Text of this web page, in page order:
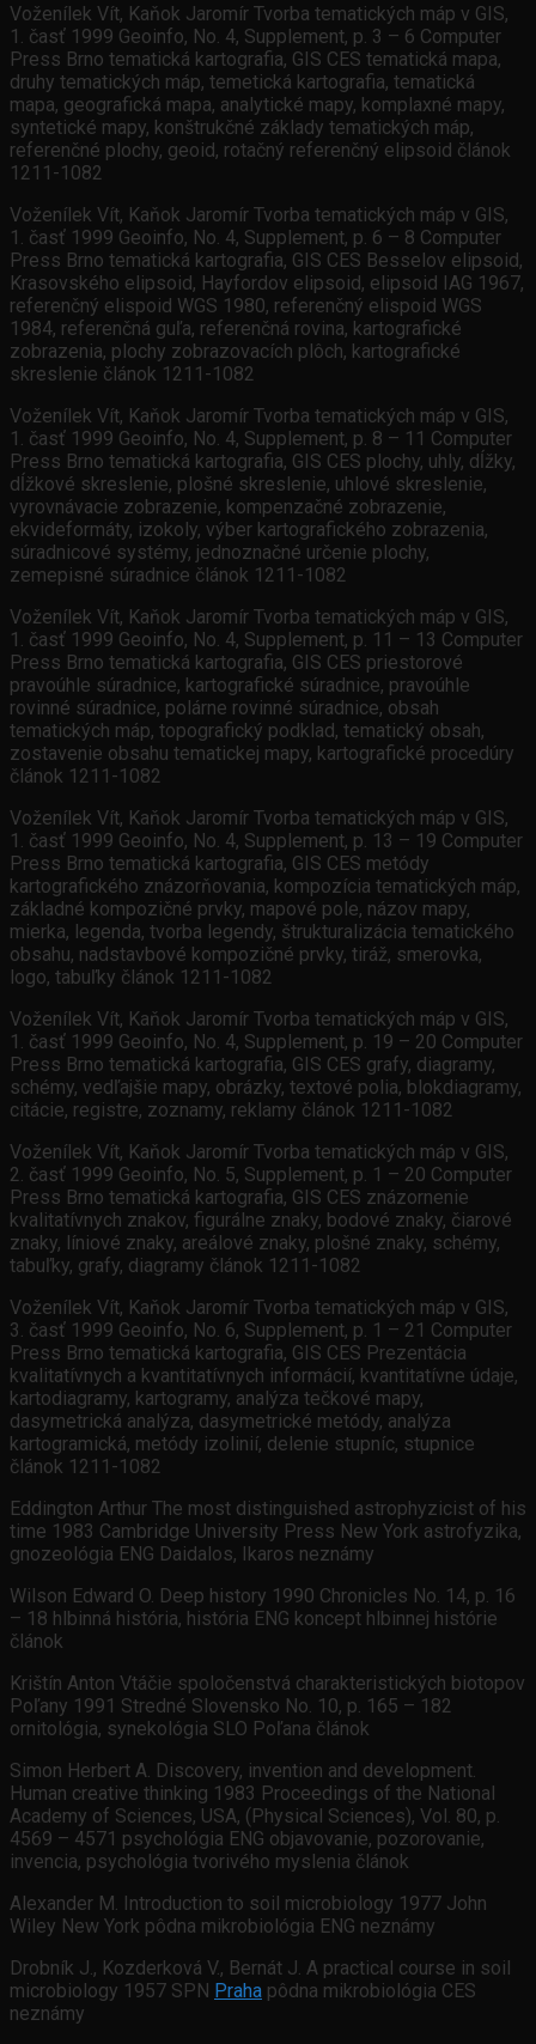
Voženílek Vít, Kaňok Jaromír Tvorba tematických máp v GIS,
1. časť 1999 Geoinfo, No. 4, Supplement, p. 3 – 6 Computer
Press Brno tematická kartografia, GIS CES tematická mapa,
druhy tematických máp, temetická kartografia, tematická
mapa, geografická mapa, analytické mapy, komplaxné mapy,
syntetické mapy, konštrukčné základy tematických máp,
referenčné plochy, geoid, rotačný referenčný elipsoid článok
1211-1082
Voženílek Vít, Kaňok Jaromír Tvorba tematických máp v GIS,
1. časť 1999 Geoinfo, No. 4, Supplement, p. 6 – 8 Computer
Press Brno tematická kartografia, GIS CES Besselov elipsoid,
Krasovského elipsoid, Hayfordov elipsoid, elipsoid IAG 1967,
referenčný elispoid WGS 1980, referenčný elispoid WGS
1984, referenčná guľa, referenčná rovina, kartografické
zobrazenia, plochy zobrazovacích plôch, kartografické
skreslenie článok 1211-1082
Voženílek Vít, Kaňok Jaromír Tvorba tematických máp v GIS,
1. časť 1999 Geoinfo, No. 4, Supplement, p. 8 – 11 Computer
Press Brno tematická kartografia, GIS CES plochy, uhly, dĺžky,
dĺžkové skreslenie, plošné skreslenie, uhlové skreslenie,
vyrovnávacie zobrazenie, kompenzačné zobrazenie,
ekvideformáty, izokoly, výber kartografického zobrazenia,
súradnicové systémy, jednoznačné určenie plochy,
zemepisné súradnice článok 1211-1082
Voženílek Vít, Kaňok Jaromír Tvorba tematických máp v GIS,
1. časť 1999 Geoinfo, No. 4, Supplement, p. 11 – 13 Computer
Press Brno tematická kartografia, GIS CES priestorové
pravoúhle súradnice, kartografické súradnice, pravoúhle
rovinné súradnice, polárne rovinné súradnice, obsah
tematických máp, topografický podklad, tematický obsah,
zostavenie obsahu tematickej mapy, kartografické procedúry
článok 1211-1082
Voženílek Vít, Kaňok Jaromír Tvorba tematických máp v GIS,
1. časť 1999 Geoinfo, No. 4, Supplement, p. 13 – 19 Computer
Press Brno tematická kartografia, GIS CES metódy
kartografického znázorňovania, kompozícia tematických máp,
základné kompozičné prvky, mapové pole, názov mapy,
mierka, legenda, tvorba legendy, štrukturalizácia tematického
obsahu, nadstavbové kompozičné prvky, tiráž, smerovka,
logo, tabuľky článok 1211-1082
Voženílek Vít, Kaňok Jaromír Tvorba tematických máp v GIS,
1. časť 1999 Geoinfo, No. 4, Supplement, p. 19 – 20 Computer
Press Brno tematická kartografia, GIS CES grafy, diagramy,
schémy, vedľajšie mapy, obrázky, textové polia, blokdiagramy,
citácie, registre, zoznamy, reklamy článok 1211-1082
Voženílek Vít, Kaňok Jaromír Tvorba tematických máp v GIS,
2. časť 1999 Geoinfo, No. 5, Supplement, p. 1 – 20 Computer
Press Brno tematická kartografia, GIS CES znázornenie
kvalitatívnych znakov, figurálne znaky, bodové znaky, čiarové
znaky, líniové znaky, areálové znaky, plošné znaky, schémy,
tabuľky, grafy, diagramy článok 1211-1082
Voženílek Vít, Kaňok Jaromír Tvorba tematických máp v GIS,
3. časť 1999 Geoinfo, No. 6, Supplement, p. 1 – 21 Computer
Press Brno tematická kartografia, GIS CES Prezentácia
kvalitatívnych a kvantitatívnych informácií, kvantitatívne údaje,
kartodiagramy, kartogramy, analýza tečkové mapy,
dasymetrická analýza, dasymetrické metódy, analýza
kartogramická, metódy izolinií, delenie stupníc, stupnice
článok 1211-1082
Eddington Arthur The most distinguished astrophyzicist of his
time 1983 Cambridge University Press New York astrofyzika,
gnozeológia ENG Daidalos, Ikaros neznámy
Wilson Edward O. Deep history 1990 Chronicles No. 14, p. 16
– 18 hlbinná história, história ENG koncept hlbinnej histórie
článok
Krištín Anton Vtáčie spoločenstvá charakteristických biotopov
Poľany 1991 Stredné Slovensko No. 10, p. 165 – 182
ornitológia, synekológia SLO Poľana článok
Simon Herbert A. Discovery, invention and development.
Human creative thinking 1983 Proceedings of the National
Academy of Sciences, USA, (Physical Sciences), Vol. 80, p.
4569 – 4571 psychológia ENG objavovanie, pozorovanie,
invencia, psychológia tvorivého myslenia článok
Alexander M. Introduction to soil microbiology 1977 John
Wiley New York pôdna mikrobiológia ENG neznámy
Drobník J., Kozderková V., Bernát J. A practical course in soil
microbiology 1957 SPN Praha pôdna mikrobiológia CES
neznámy